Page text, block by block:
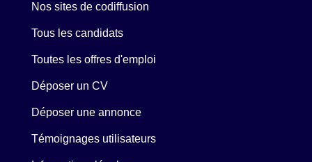
Nos sites de codiffusion
Tous les candidats
Toutes les offres d'emploi
Déposer un CV
Déposer une annonce
Témoignages utilisateurs